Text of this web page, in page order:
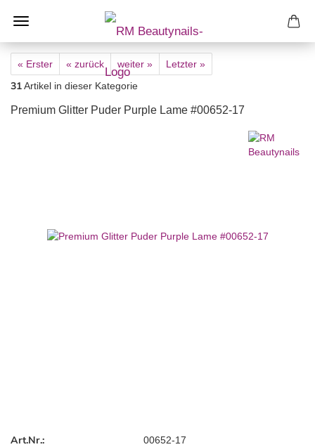
« Erster « zurück weiter » Letzter »
31Artikel in dieser Kategorie
Premium Glitter Puder Purple Lame #00652-17
Art.Nr.: 00652-17